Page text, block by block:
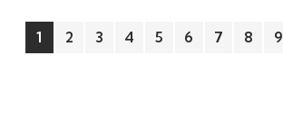
1 2 3 4 5 6 7 8 9